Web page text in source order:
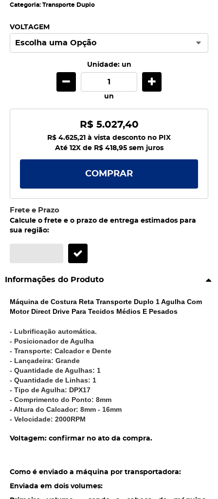
Categoria: Transporte Duplo
VOLTAGEM
Unidade: un
un
R$ 5.027,40
R$ 4.625,21 à vista desconto no PIX
Até 12X de R$ 418,95 sem juros
COMPRAR
Frete e Prazo
Calcule o frete e o prazo de entrega estimados para
sua região:
Informações do Produto
Máquina de Costura Reta Transporte Duplo 1 Agulha Com
Motor Direct Drive Para Tecidos Médios E Pesados
- Lubrificação automática.
- Posicionador de Agulha
- Transporte: Calcador e Dente
- Lançadeira: Grande
- Quantidade de Agulhas: 1
- Quantidade de Linhas: 1
- Tipo de Agulha: DPX17
- Comprimento do Ponto: 8mm
- Altura do Calcador: 8mm - 16mm
- Velocidade: 2000RPM
Voltagem: confirmar no ato da compra.
Como é enviado a máquina por transportadora:
Enviada em dois volumes: